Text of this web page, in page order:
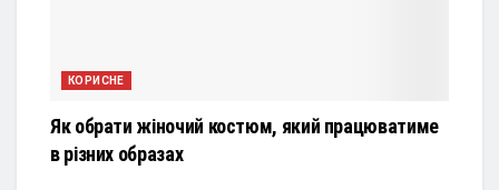
КОРИСНЕ
Як обрати жіночий костюм, який працюватиме
в різних образах